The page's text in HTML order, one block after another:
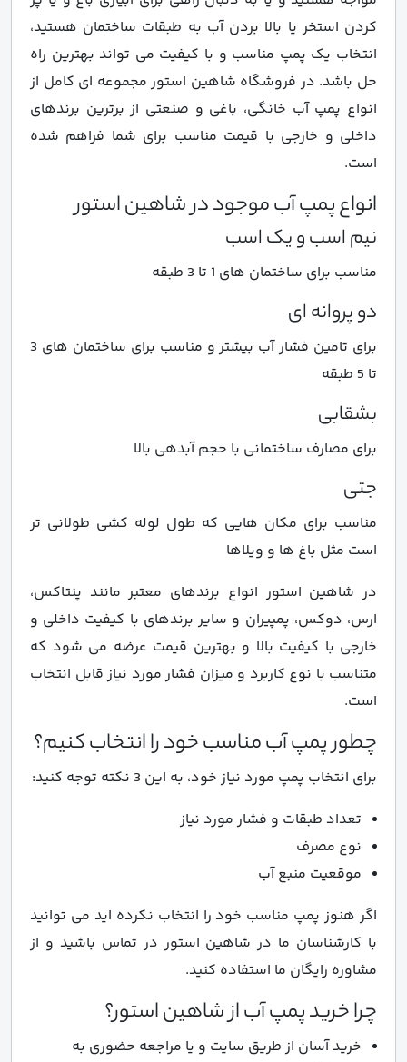
کردن استخر یا بالا بردن آب به طبقات ساختمان هستید،
انتخاب یک پمپ مناسب و با کیفیت می تواند بهترین راه
حل باشد. در فروشگاه شاهین استور مجموعه ای کامل از
انواع پمپ آب خانگی، باغی و صنعتی از برترین برندهای
داخلی و خارجی با قیمت مناسب برای شما فراهم شده
است.
انواع پمپ آب موجود در شاهین استور
نیم اسب و یک اسب
مناسب برای ساختمان های 1 تا 3 طبقه
دو پروانه ای
برای تامین فشار آب بیشتر و مناسب برای ساختمان های 3
تا 5 طبقه
بشقابی
برای مصارف ساختمانی با حجم آبدهی بالا
جتی
مناسب برای مکان هایی که طول لوله کشی طولانی تر
است مثل باغ ها و ویلاها
در شاهین استور انواع برندهای معتبر مانند پنتاکس،
ارس، دوکس، پمپیران و سایر برندهای با کیفیت داخلی و
خارجی با کیفیت بالا و بهترین قیمت عرضه می شود که
متناسب با نوع کاربرد و میزان فشار مورد نیاز قابل انتخاب
است.
چطور پمپ آب مناسب خود را انتخاب کنیم؟
برای انتخاب پمپ مورد نیاز خود، به این 3 نکته توجه کنید:
تعداد طبقات و فشار مورد نیاز
نوع مصرف
موقعیت منبع آب
اگر هنوز پمپ مناسب خود را انتخاب نکرده اید می توانید
با کارشناسان ما در شاهین استور در تماس باشید و از
مشاوره رایگان ما استفاده کنید.
چرا خرید پمپ آب از شاهین استور؟
خرید آسان از طریق سایت و یا مراجعه حضوری به